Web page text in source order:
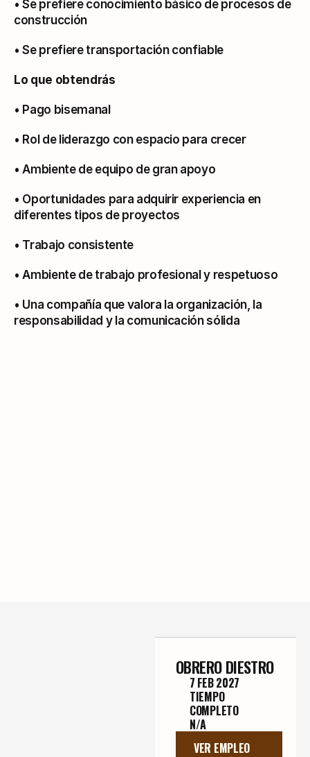
• Se prefiere conocimiento básico de procesos de
construcción
• Se prefiere transportación confiable
Lo que obtendrás
• Pago bisemanal
• Rol de liderazgo con espacio para crecer
• Ambiente de equipo de gran apoyo
• Oportunidades para adquirir experiencia en
diferentes tipos de proyectos
• Trabajo consistente
• Ambiente de trabajo profesional y respetuoso
• Una compañía que valora la organización, la
responsabilidad y la comunicación sólida
OBRERO DIESTRO
7 FEB 2027
TIEMPO
COMPLETO
N/A
VER EMPLEO